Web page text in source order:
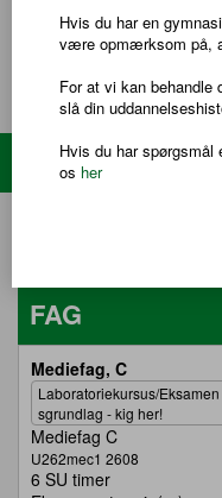
Du kan tidligst blive
afsluttet folkeskolens 9.
tilsvarende undervisning.
Du kan altså ikke blive
klasse, hvad enten 10.
For at blive optaget på
undervisning i faget på
Søg hold
viser
hold
for
en
specifik
skole.
FAG
Mediefag, C
Laboratoriekursus/Eksamen
sgrundlag - kig her!
Mediefag C
U262mec1 2608
6 SU timer
Hvis du har en
være opmærksom på,
For at vi kan behandle
slå din
Hvis du har
os her